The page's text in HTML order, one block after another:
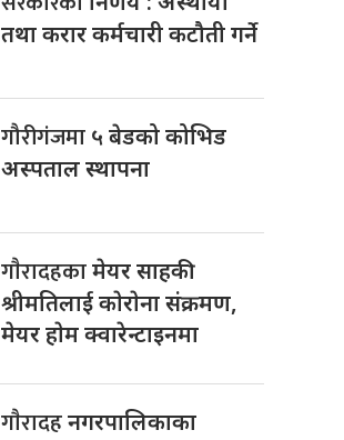
तथा करार कर्मचारी कटौती गर्ने
गौरीगंजमा ५ बेडको कोभिड
अस्पताल स्थापना
गाैरादहकामेयर साहकी
श्रीमतिलाई काेराेना संक्रमण,
मेयर हाेम क्वारेन्टाइनमा
गाैरादहनगरपालिकाका